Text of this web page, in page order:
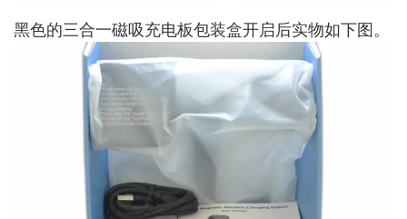
黑色的三合一磁吸充电板包装盒开启后实物如下图。